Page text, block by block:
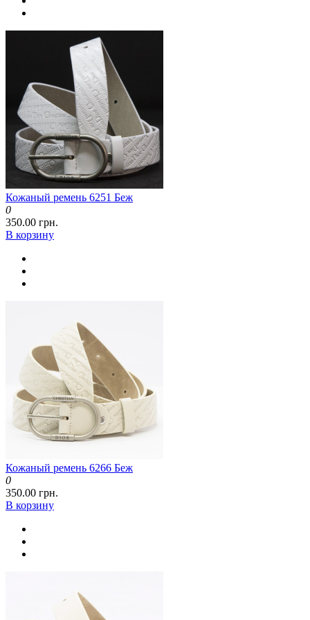
Кожаный ремень 6251 Беж
0
350.00 грн.
В корзину
Кожаный ремень 6266 Беж
0
350.00 грн.
В корзину